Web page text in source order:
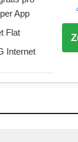
App
Flat
Internet